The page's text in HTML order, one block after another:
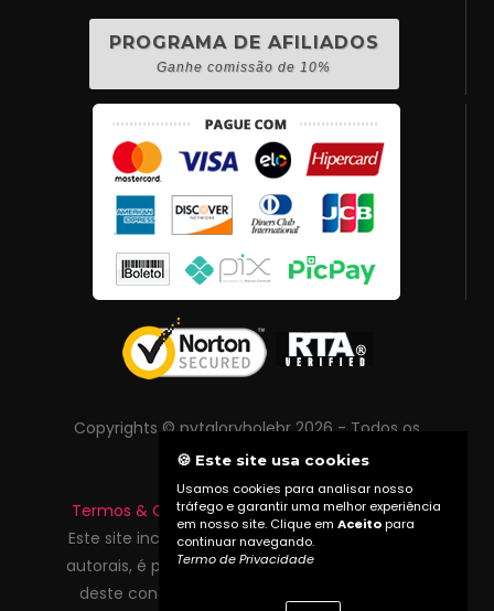
PROGRAMA DE AFILIADOS
Ganhe comissão de 10%
Copyrights © pvtgloryholebr 2026 - Todos os
direitos reservados
Termos & Condições |Política de Privacidade
Este site inclui conteúdo protegido por direitos
autorais, é proibida reprodução total ou parcial
deste conteúdo sem autorização prévia do
🍪 Este site usa cookies
Usamos cookies para analisar nosso
tráfego e garantir uma melhor experiência
em nosso site. Clique em Aceitopara
continuar navegando.
Termo de Privacidade